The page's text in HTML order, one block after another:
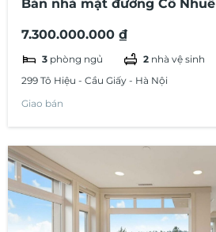
Bán nhà mặt đường Cổ Nhuế
7.300.000.000 ₫
3 phòng ngủ 2 nhà vệ sinh
299 Tô Hiệu - Cầu Giấy - Hà Nội
Giao bán